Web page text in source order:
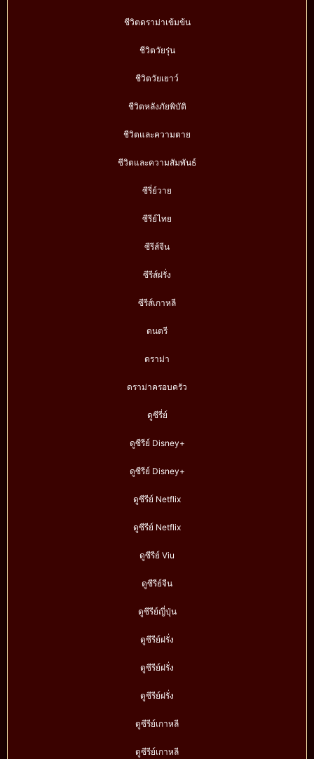
ชีวิตดราม่าเข้มข้น
ชีวิตวัยรุ่น
ชีวิตวัยเยาว์
ชีวิตหลังภัยพิบัติ
ชีวิตและความตาย
ชีวิตและความสัมพันธ์
ซีรี่ย์วาย
ซีรีย์ไทย
ซีรีส์จีน
ซีรีส์ฝรั่ง
ซีรีส์เกาหลี
ดนตรี
ดราม่า
ดราม่าครอบครัว
ดูซีรี่ย์
ดูซีรีย์ Disney+
ดูซีรีย์ Disney+
ดูซีรีย์ Netflix
ดูซีรีย์ Netflix
ดูซีรีย์ Viu
ดูซีรีย์จีน
ดูซีรีย์ญี่ปุ่น
ดูซีรีย์ฝรั่ง
ดูซีรีย์ฝรั่ง
ดูซีรีย์ฝรั่ง
ดูซีรีย์เกาหลี
ดูซีรีย์เกาหลี